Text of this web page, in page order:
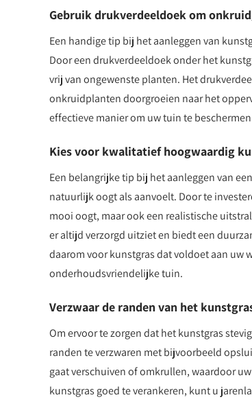
Gebruik drukverdeeldoek om
Een handige tip bij het aanleggen van
Door een drukverdeeldoek onder het
vrij van ongewenste planten. Het
onkruidplanten doorgroeien naar het
effectieve manier om uw tuin te
Kies voor kwalitatief hoogwaardig
Een belangrijke tip bij het aanleggen van
natuurlijk oogt als aanvoelt. Door te
mooi oogt, maar ook een realistische
er altijd verzorgd uitziet en biedt een
daarom voor kunstgras dat voldoet aan uw
onderhoudsvriendelijke tuin.
Verzwaar de randen van het
Om ervoor te zorgen dat het kunstgras
randen te verzwaren met bijvoorbeeld
gaat verschuiven of omkrullen, waardoor
kunstgras goed te verankeren, kunt u